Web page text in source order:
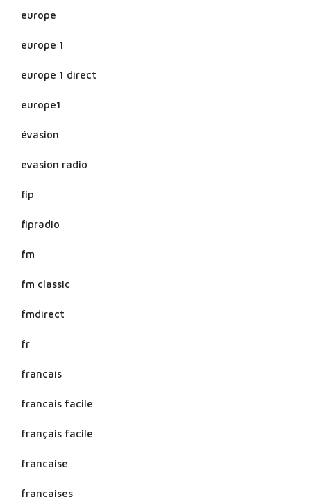
europe
europe 1
europe 1 direct
europe1
évasion
evasion radio
fip
fipradio
fm
fm classic
fmdirect
fr
francais
francais facile
français facile
francaise
francaises